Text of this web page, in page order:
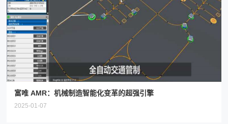
富唯 AMR：机械制造智能化变革的超强引擎
2025-01-07